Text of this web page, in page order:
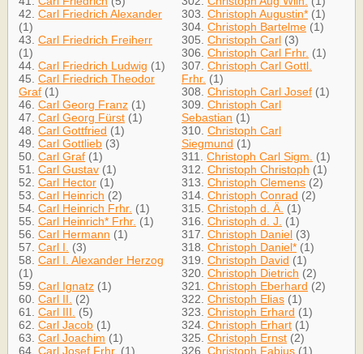
42. Carl Friedrich Alexander
(1)
43. Carl Friedrich Freiherr
(1)
44. Carl Friedrich Ludwig (1)
45. Carl Friedrich Theodor
Graf (1)
46. Carl Georg Franz (1)
47. Carl Georg Fürst (1)
48. Carl Gottfried (1)
49. Carl Gottlieb (3)
50. Carl Graf (1)
51. Carl Gustav (1)
52. Carl Hector (1)
53. Carl Heinrich (2)
54. Carl Heinrich Frhr. (1)
55. Carl Heinrich* Frhr. (1)
56. Carl Hermann (1)
57. Carl I.
(3)
58. Carl I. Alexander Herzog
(1)
59. Carl Ignatz (1)
60. Carl II.
(2)
61. Carl III.
(5)
62. Carl Jacob (1)
63. Carl Joachim (1)
64. Carl Josef Frhr. (1)
303. Christoph Augustin* (1)
304. Christoph Bartelme (1)
305. Christoph Carl (3)
306. Christoph Carl Frhr. (1)
307. Christoph Carl Gottl.
Frhr. (1)
308. Christoph Carl Josef (1)
309. Christoph Carl
Sebastian (1)
310. Christoph Carl
Siegmund (1)
311. Christoph Carl Sigm.
(1)
312. Christoph Christoph (1)
313. Christoph Clemens (2)
314. Christoph Conrad (2)
315. Christoph d. Ä. (1)
316. Christoph d. J.
(1)
317. Christoph Daniel (3)
318. Christoph Daniel* (1)
319. Christoph David (1)
320. Christoph Dietrich (2)
321. Christoph Eberhard (2)
322. Christoph Elias (1)
323. Christoph Erhard (1)
324. Christoph Erhart (1)
325. Christoph Ernst (2)
326. Christoph Fabius (1)